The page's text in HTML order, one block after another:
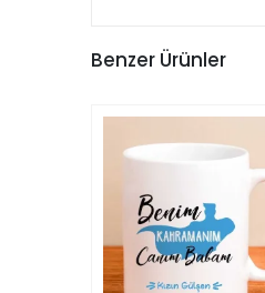
Benzer Ürünler